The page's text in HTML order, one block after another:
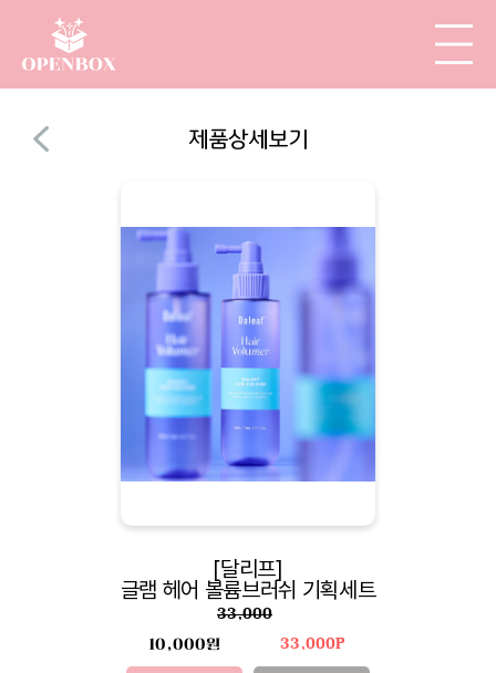
제품상세보기
[달리프]
글램 헤어 볼륨브러쉬 기획세트
33,000
10,000원 33,000P